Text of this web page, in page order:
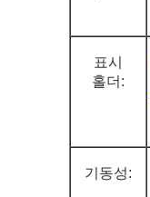
표시
홀더:
기동성: